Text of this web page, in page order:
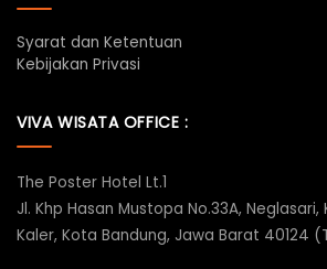
Syarat dan Ketentuan
Kebijakan Privasi
VIVA WISATA OFFICE :
The Poster Hotel Lt.1
Jl. Khp Hasan Mustopa No.33A,
Kaler, Kota Bandung, Jawa Barat 40124